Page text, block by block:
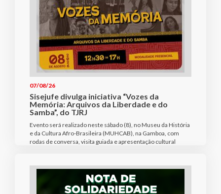
07/08/26
Sisejufe divulga iniciativa “Vozes da
Memória: Arquivos da Liberdade e do
Samba”, do TJRJ
Evento será realizado neste sábado (8), no Museu da História
e da Cultura Afro-Brasileira (MUHCAB), na Gamboa, com
rodas de conversa, visita guiada e apresentação cultural